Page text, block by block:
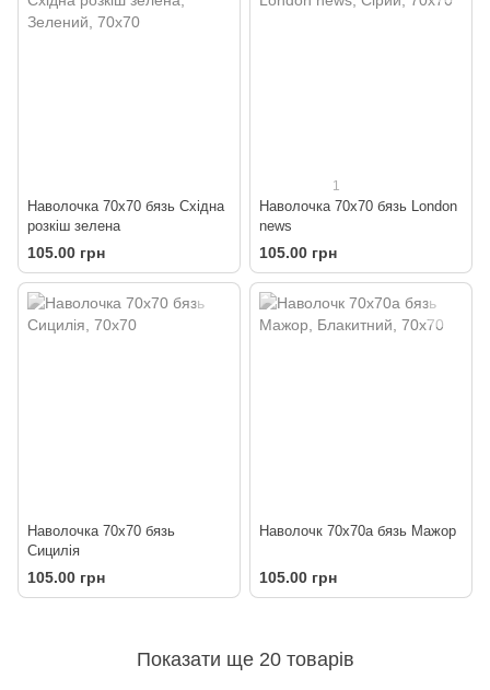
Наволочка 70х70 бязь Східна
розкіш зелена
105.00 грн
1
Наволочка 70х70 бязь London
news
105.00 грн
Наволочка 70х70 бязь
Сицилія
105.00 грн
Наволочк 70х70а бязь Мажор
105.00 грн
Показати ще 20 товарів